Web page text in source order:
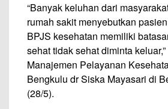
“Banyak keluhan dari
rumah sakit menyebutkan
BPJS kesehatan memiliki
sehat tidak sehat diminta
Manajemen Pelayanan
Bengkulu dr Siska Mayasari di
(28/5).